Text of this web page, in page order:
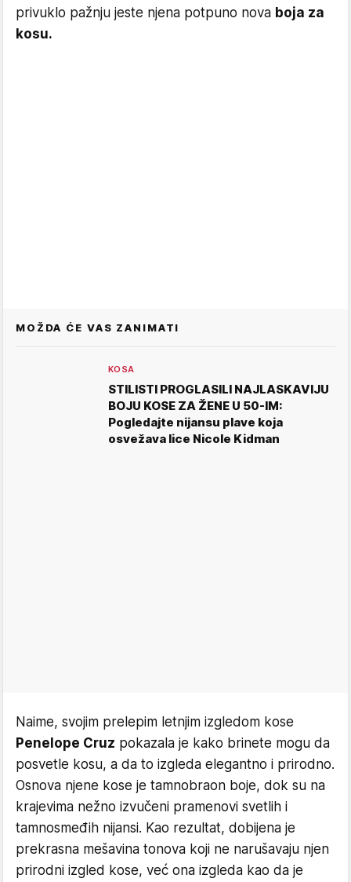
privuklo pažnju jeste njena potpuno nova boja za
kosu.
MOŽDA ĆE VAS ZANIMATI
KOSA
STILISTI PROGLASILI NAJLASKAVIJU
BOJU KOSE ZA ŽENE U 50-IM:
Pogledajte nijansu plave koja
osvežava lice Nicole Kidman
Naime, svojim prelepim letnjim izgledom kose
Penelope Cruz pokazala je kako brinete mogu da
posvetle kosu, a da to izgleda elegantno i prirodno.
Osnova njene kose je tamnobraon boje, dok su na
krajevima nežno izvučeni pramenovi svetlih i
tamnosmeđih nijansi. Kao rezultat, dobijena je
prekrasna mešavina tonova koji ne narušavaju njen
prirodni izgled kose, već ona izgleda kao da je